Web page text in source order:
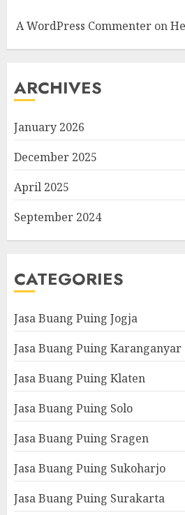
A WordPress Commenter on
ARCHIVES
January 2026
December 2025
April 2025
September 2024
CATEGORIES
Jasa Buang Puing Jogja
Jasa Buang Puing Karanganyar
Jasa Buang Puing Klaten
Jasa Buang Puing Solo
Jasa Buang Puing Sragen
Jasa Buang Puing Sukoharjo
Jasa Buang Puing Surakarta